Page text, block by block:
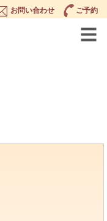
お問い合わせ ご予約